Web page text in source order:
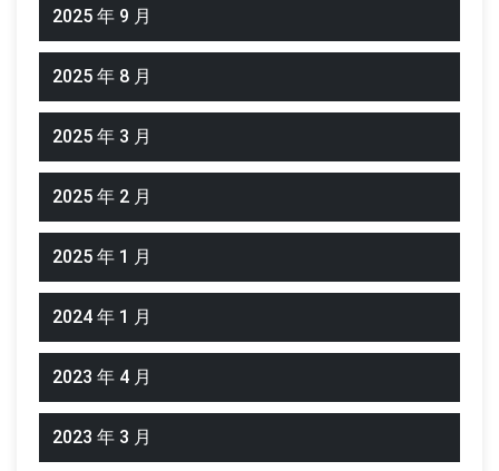
2025 年 9 月
2025 年 8 月
2025 年 3 月
2025 年 2 月
2025 年 1 月
2024 年 1 月
2023 年 4 月
2023 年 3 月